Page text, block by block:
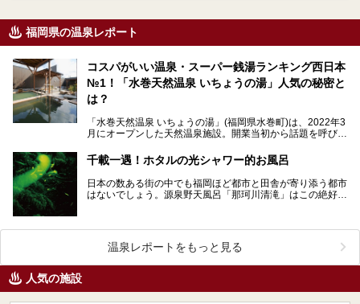
福岡県の温泉レポート
コスパがいい温泉・スーパー銭湯ランキング西日本
№1！「水巻天然温泉 いちょうの湯」人気の秘密と
は？
「水巻天然温泉 いちょうの湯」(福岡県水巻町)は、2022年3
月にオープンした天然温泉施設。開業当初から話題を呼び、
千載一遇！ホタルの光シャワー的お風呂
日本の数ある街の中でも福岡ほど都市と田舎が寄り添う都市
はないでしょう。源泉野天風呂「那珂川清滝」はこの絶好の
温泉レポートをもっと見る
人気の施設